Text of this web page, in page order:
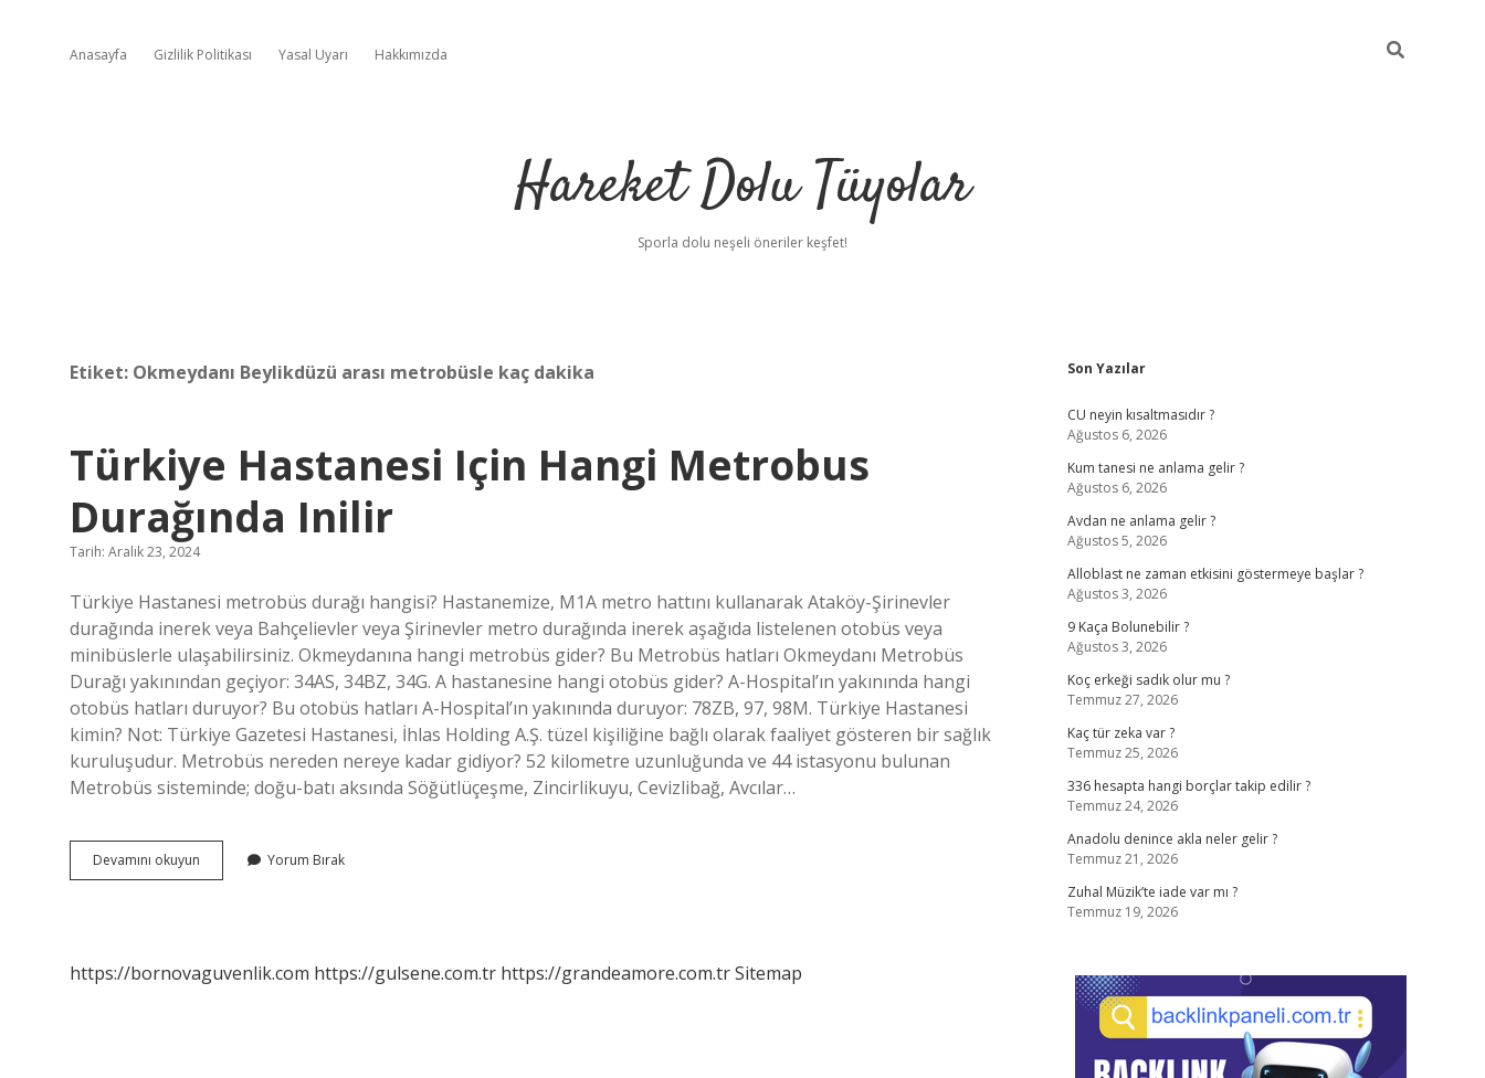
Anasayfa Gizlilik Politikası Yasal Uyarı Hakkımızda
Hareket Dolu Tüyolar
Sporla dolu neşeli öneriler keşfet!
Etiket: Okmeydanı Beylikdüzü arası metrobüsle kaç dakika
Türkiye Hastanesi Için Hangi Metrobus
Durağında Inilir
Tarih: Aralık 23, 2024
Türkiye Hastanesi metrobüs durağı hangisi? Hastanemize, M1A metro hattını kullanarak Ataköy-Şirinevler
durağında inerek veya Bahçelievler veya Şirinevler metro durağında inerek aşağıda listelenen otobüs veya
minibüslerle ulaşabilirsiniz. Okmeydanına hangi metrobüs gider? Bu Metrobüs hatları Okmeydanı Metrobüs
Durağı yakınından geçiyor: 34AS, 34BZ, 34G. A hastanesine hangi otobüs gider? A-Hospital’ın yakınında hangi
otobüs hatları duruyor? Bu otobüs hatları A-Hospital’ın yakınında duruyor: 78ZB, 97, 98M. Türkiye Hastanesi
kimin? Not: Türkiye Gazetesi Hastanesi, İhlas Holding A.Ş. tüzel kişiliğine bağlı olarak faaliyet gösteren bir sağlık
kuruluşudur. Metrobüs nereden nereye kadar gidiyor? 52 kilometre uzunluğunda ve 44 istasyonu bulunan
Metrobüs sisteminde; doğu-batı aksında Söğütlüçeşme, Zincirlikuyu, Cevizlibağ, Avcılar…
Devamını okuyun
Hastanesi
Inilir
Yorum Bırak
https://bornovaguvenlik.com https://gulsene.com.tr https://grandeamore.com.trSitemap
Sidebar
Son Yazılar
CU neyin kısaltmasıdır ?
Ağustos 6, 2026
Kum tanesi ne anlama gelir ?
Ağustos 6, 2026
Avdan ne anlama gelir ?
Ağustos 5, 2026
Alloblast ne zaman etkisini göstermeye başlar ?
Ağustos 3, 2026
9 Kaça Bolunebilir ?
Ağustos 3, 2026
Koç erkeği sadık olur mu ?
Temmuz 27, 2026
Kaç tür zeka var ?
Temmuz 25, 2026
336 hesapta hangi borçlar takip edilir ?
Temmuz 24, 2026
Anadolu denince akla neler gelir ?
Temmuz 21, 2026
Zuhal Müzik’te iade var mı ?
Temmuz 19, 2026